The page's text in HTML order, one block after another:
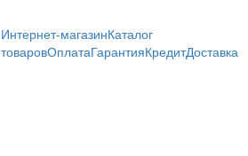
Интернет-магазинКаталог
товаровОплатаГарантияКредитДоставка